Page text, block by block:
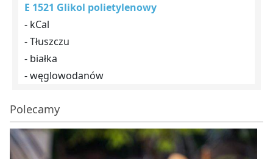
E 1521 Glikol polietylenowy
- kCal
- Tłuszczu
- białka
- węglowodanów
Polecamy